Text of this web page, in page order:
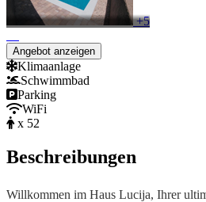
+5
Angebot anzeigen
Klimaanlage
Schwimmbad
Parking
WiFi
x 52
Beschreibungen
Willkommen im Haus Lucija, Ihrer